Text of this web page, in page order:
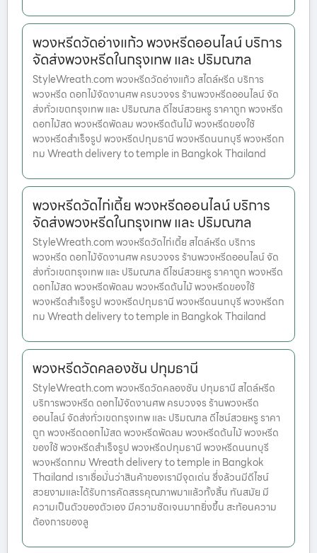
พวงหรีดวัดอ่างแก้ว พวงหรีดออนไลน์ บริการ
จัดส่งพวงหรีดในกรุงเทพ และ ปริมณฑล
StyleWreath.com พวงหรีดวัดอ่างแก้ว สไตล์หรีด บริการ
พวงหรีด ดอกไม้จัดงานศพ ครบวงจร ร้านพวงหรีดออนไลน์ จัด
ส่งทั่วเขตกรุงเทพ และ ปริมณฑล ดีไซน์สวยหรู ราคาถูก พวงหรีด
ดอกไม้สด พวงหรีดพัดลม พวงหรีดต้นไม้ พวงหรีดของใช้
พวงหรีดสำเร็จรูป พวงหรีดปทุมธานี พวงหรีดนนทบุรี พวงหรีดก
ทม Wreath delivery to temple in Bangkok Thailand
พวงหรีดวัดไก่เตี้ย พวงหรีดออนไลน์ บริการ
จัดส่งพวงหรีดในกรุงเทพ และ ปริมณฑล
StyleWreath.com พวงหรีดวัดไก่เตี้ย สไตล์หรีด บริการ
พวงหรีด ดอกไม้จัดงานศพ ครบวงจร ร้านพวงหรีดออนไลน์ จัด
ส่งทั่วเขตกรุงเทพ และ ปริมณฑล ดีไซน์สวยหรู ราคาถูก พวงหรีด
ดอกไม้สด พวงหรีดพัดลม พวงหรีดต้นไม้ พวงหรีดของใช้
พวงหรีดสำเร็จรูป พวงหรีดปทุมธานี พวงหรีดนนทบุรี พวงหรีดก
ทม Wreath delivery to temple in Bangkok Thailand
พวงหรีดวัดคลองชัน ปทุมธานี
StyleWreath.com พวงหรีดวัดคลองชัน ปทุมธานี สไตล์หรีด
บริการพวงหรีด ดอกไม้จัดงานศพ ครบวงจร ร้านพวงหรีด
ออนไลน์ จัดส่งทั่วเขตกรุงเทพ และ ปริมณฑล ดีไซน์สวยหรู ราคา
ถูก พวงหรีดดอกไม้สด พวงหรีดพัดลม พวงหรีดต้นไม้ พวงหรีด
ของใช้ พวงหรีดสำเร็จรูป พวงหรีดปทุมธานี พวงหรีดนนทบุรี
พวงหรีดกทม Wreath delivery to temple in Bangkok
Thailand เราเชื่อมั่นว่าสินค้าของเรามีจุดเด่น ซึ่งล้วนมีดีไซน์
สวยงามและได้รับการคัดสรรคุณภาพมาแล้วทั้งสิ้น ทันสมัย มี
ความเป็นตัวของตัวเอง มีความชัดเจนมากยิ่งขึ้น สะท้อนความ
ต้องการของลู